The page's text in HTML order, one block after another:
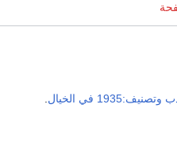
وتصنيف:1935 في الخيال